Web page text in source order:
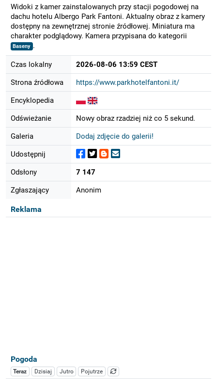
Widoki z kamer zainstalowanych przy stacji pogodowej na
dachu hotelu Albergo Park Fantoni. Aktualny obraz z kamery
dostępny na zewnętrznej stronie źródłowej. Miniatura ma
charakter podglądowy. Kamera przypisana do kategorii
Baseny .
Czas lokalny 2026-08-06 13:59 CEST
Strona źródłowa https://www.parkhotelfantoni.it/
Encyklopedia
Odświeżanie Nowy obraz rzadziej niż co 5 sekund.
Galeria Dodaj zdjęcie do galerii!
Udostępnij
Odsłony 7 147
Zgłaszający Anonim
Reklama
Pogoda
Teraz Dzisiaj Jutro Pojutrze